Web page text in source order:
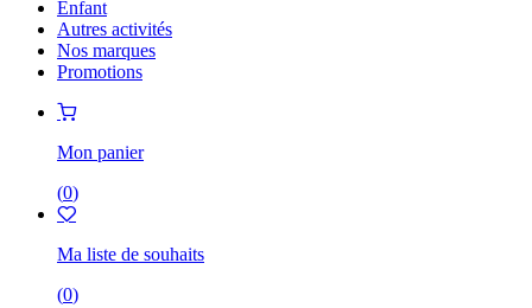
Enfant
Autres activités
Nos marques
Promotions
Mon panier
(0)
Ma liste de souhaits
(0)